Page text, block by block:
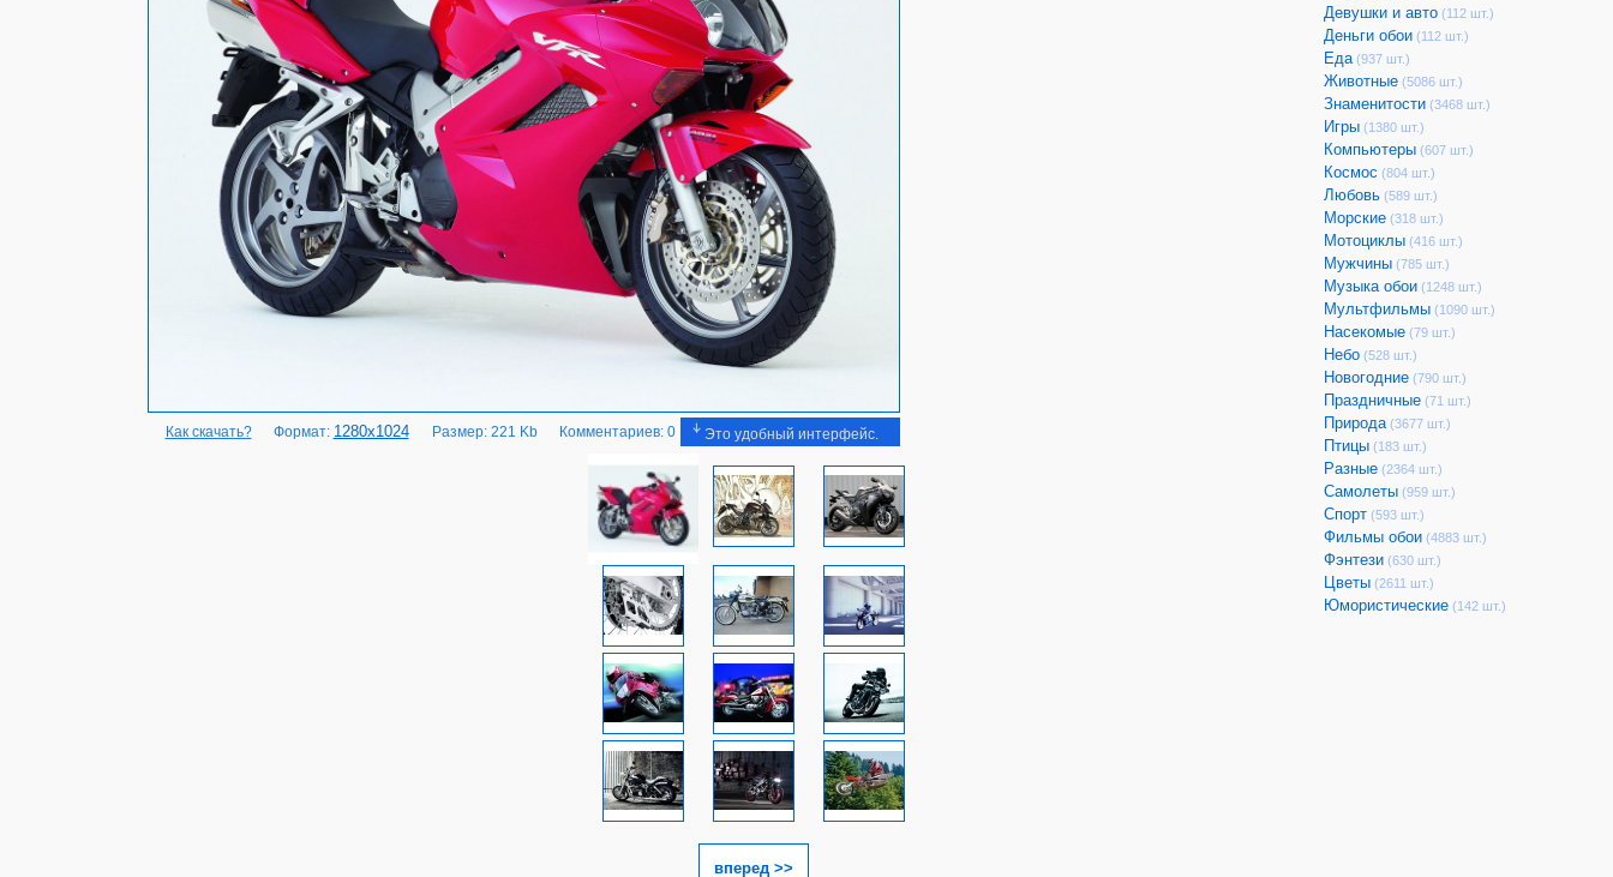
Как скачать? Формат: 1280x1024 Размер: 221 Kb Комментариев: 0 Это удобный интерфейс.
вперед >>
Девушки и авто (112 шт.)
Деньги обои (112 шт.)
Еда (937 шт.)
Животные (5086 шт.)
Знаменитости (3468 шт.)
Игры (1380 шт.)
Компьютеры (607 шт.)
Космос (804 шт.)
Любовь (589 шт.)
Морские (318 шт.)
Мотоциклы (416 шт.)
Мужчины (785 шт.)
Музыка обои (1248 шт.)
Мультфильмы (1090 шт.)
Насекомые (79 шт.)
Небо (528 шт.)
Новогодние (790 шт.)
Праздничные (71 шт.)
Природа (3677 шт.)
Птицы (183 шт.)
Разные (2364 шт.)
Самолеты (959 шт.)
Спорт (593 шт.)
Фильмы обои (4883 шт.)
Фэнтези (630 шт.)
Цветы (2611 шт.)
Юмористические (142 шт.)